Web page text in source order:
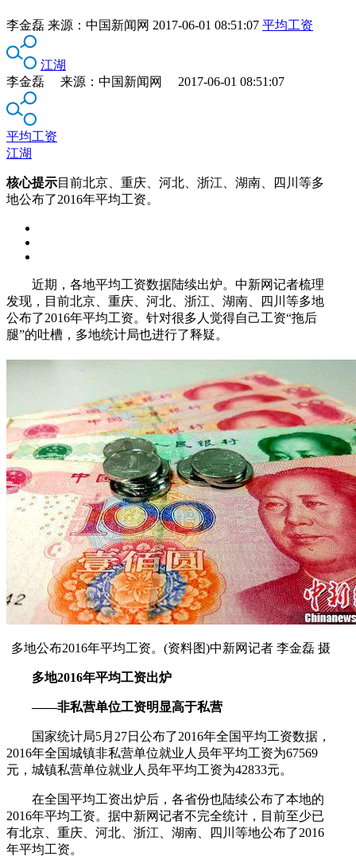
李金磊 来源： 中国新闻网 2017-06-01 08:51:07 平均工资
江湖
李金磊 来源：中国新闻网 2017-06-01 08:51:07
平均工资
江湖
核心提示目前北京、重庆、河北、浙江、湖南、四川等多
地公布了2016年平均工资。
近期，各地平均工资数据陆续出炉。中新网记者梳理
发现，目前北京、重庆、河北、浙江、湖南、四川等多地
公布了2016年平均工资。针对很多人觉得自己工资“拖后
腿”的吐槽，多地统计局也进行了释疑。
多地公布2016年平均工资。(资料图)中新网记者 李金磊 摄
多地2016年平均工资出炉
——非私营单位工资明显高于私营
国家统计局5月27日公布了2016年全国平均工资数据，
2016年全国城镇非私营单位就业人员年平均工资为67569
元，城镇私营单位就业人员年平均工资为42833元。
在全国平均工资出炉后，各省份也陆续公布了本地的
2016年平均工资。据中新网记者不完全统计，目前至少已
有北京、重庆、河北、浙江、湖南、四川等地公布了2016
年平均工资。